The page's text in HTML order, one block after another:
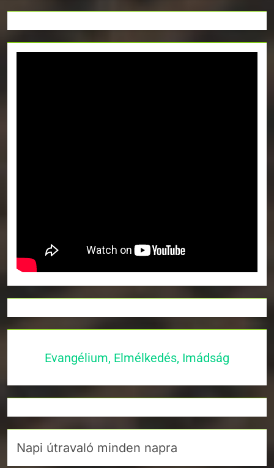
Evangélium, Elmélkedés, Imádság
Napi útravaló minden napra